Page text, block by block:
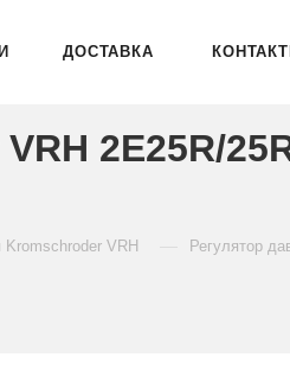
ДОСТАВКА
2E25R/
VRH Регулятор